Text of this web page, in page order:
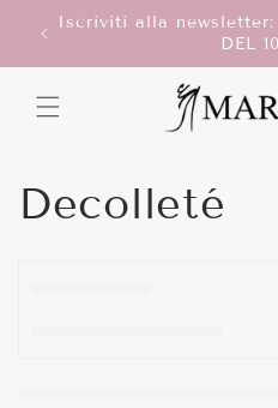
direttamente
Iscriviti alla newsletter:
DEL
C
Decolleté